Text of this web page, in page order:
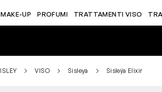
MAKE-UP PROFUMI TRATTAMENTI VISO
VISO Sisleya Sisleÿa Elixir